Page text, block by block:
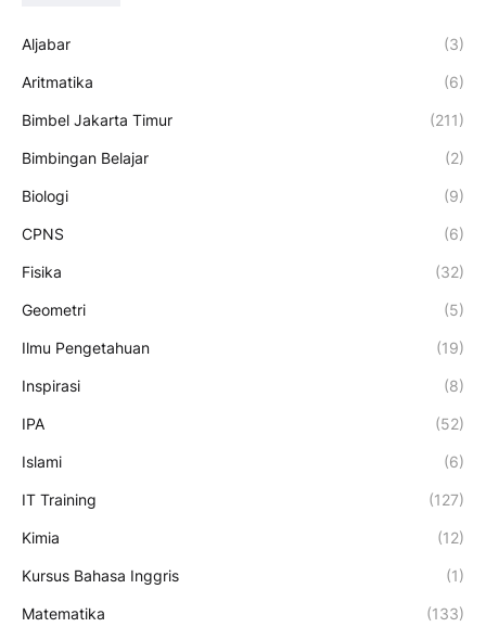
Aljabar (3)
Aritmatika (6)
Bimbel Jakarta Timur (211)
Bimbingan Belajar (2)
Biologi (9)
CPNS (6)
Fisika (32)
Geometri (5)
Ilmu Pengetahuan (19)
Inspirasi (8)
IPA (52)
Islami (6)
IT Training (127)
Kimia (12)
Kursus Bahasa Inggris (1)
Matematika (133)